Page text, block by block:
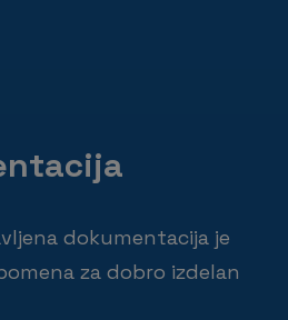
dokumentacija je
za dobro izdelan